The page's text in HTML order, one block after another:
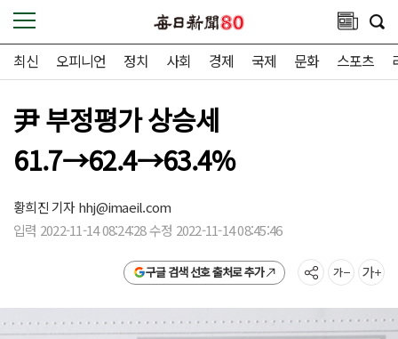
최신 오피니언 정치 사회 경제 국제 문화 스포츠
尹 부정평가 상승세
61.7→62.4→63.4%
황희진 기자hhj@imaeil.com
입력 2022-11-14 08:24:28 수정 2022-11-14 08:45:46
구글 검색 선호 출처로 추가